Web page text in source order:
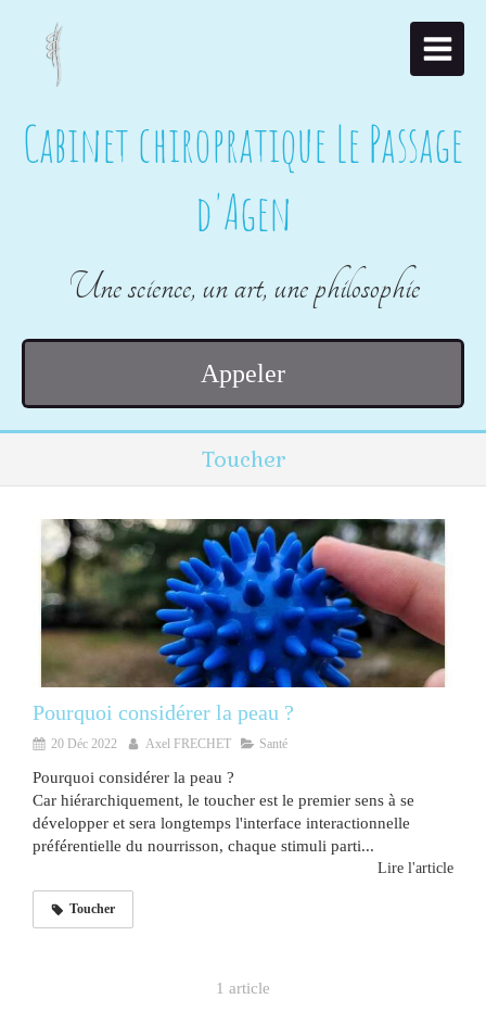
Cabinet chiropratique Le Passage
d'Agen
Une science, un art, une philosophie
Appeler
Toucher
Pourquoi considérer la peau ?
20 Déc 2022 Axel FRECHET Santé
Pourquoi considérer la peau ?
Car hiérarchiquement, le toucher est le premier sens à se
développer et sera longtemps l'interface interactionnelle
préférentielle du nourrisson, chaque stimuli parti...
Lire l'article
Toucher
1 article